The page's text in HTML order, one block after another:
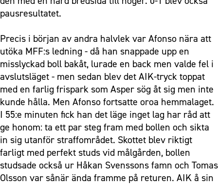
pausresultatet.
Precis i början av andra halvlek var Afonso nära att
utöka MFF:s ledning - då han snappade upp en
misslyckad boll bakåt, lurade en back men valde fel i
avslutsläget - men sedan blev det AIK-tryck toppat
med en farlig frispark som Asper sög åt sig men inte
kunde hålla. Men Afonso fortsatte oroa hemmalaget.
I 55:e minuten fick han det läge inget lag har råd att
ge honom: ta ett par steg fram med bollen och sikta
in sig utanför straffområdet. Skottet blev riktigt
farligt med perfekt studs vid målgården, bollen
studsade också ur Håkan Svenssons famn och Tomas
Olsson var sånär ända framme på returen. AIK å sin